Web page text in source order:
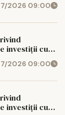
I. Cre
2026 09:00
investiții cu
2026 09:00
investiții cu